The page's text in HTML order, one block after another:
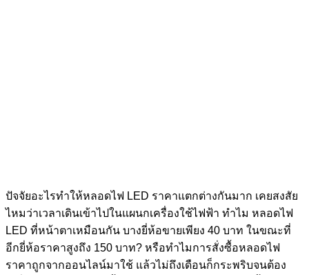
ปัจจัยอะไรทำให้หลอดไฟ LED ราคาแตกต่างกันมาก เคยสงสัย
ไหมว่าเวลาเดินเข้าไปในแผนกเครื่องใช้ไฟฟ้า ทำไม หลอดไฟ
LED ที่หน้าตาเหมือนกัน บางยี่ห้อขายเพียง 40 บาท ในขณะที่
อีกยี่ห้อราคาสูงถึง 150 บาท? หรือทำไมการสั่งซื้อหลอดไฟ
ราคาถูกจากออนไลน์มาใช้ แล้วไม่ถึงเดือนก็กระพริบจนต้อง